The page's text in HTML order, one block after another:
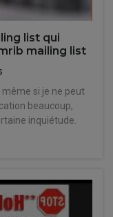
list qui
mailing list
même si je ne peut
beaucoup,
inquiétude.